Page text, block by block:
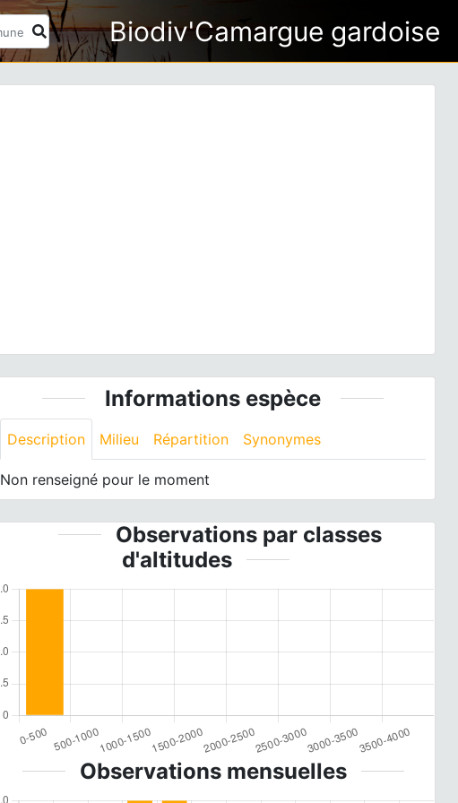
Biodiv'Camargue gardoise
Informations espèce
Description Milieu Répartition Synonymes
Non renseigné pour le moment
Observations par classes
d'altitudes
Observations mensuelles